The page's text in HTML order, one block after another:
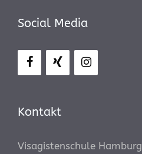
Social Media
Kontakt
Visagistenschule Hamburg